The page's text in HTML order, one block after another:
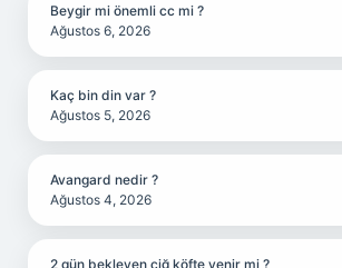
Beygir mi önemli cc mi ?
Ağustos 6, 2026
Kaç bin din var ?
Ağustos 5, 2026
Avangard nedir ?
Ağustos 4, 2026
2 gün bekleyen çiğ köfte yenir mi ?